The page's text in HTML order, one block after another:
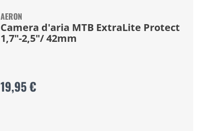
AERON
Camera d'aria MTB ExtraLite Protect
1,7"-2,5"/ 42mm
19,95 €